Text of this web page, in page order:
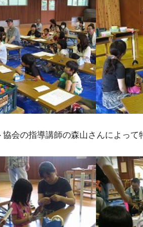
会の指導講師の森山さんによって